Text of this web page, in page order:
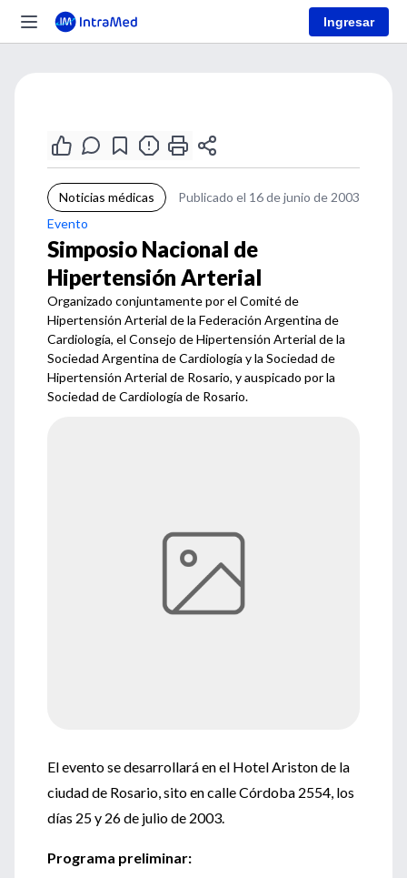
Ingresar
Noticias médicas
Publicado el 16 de junio de 2003
Evento
Simposio Nacional de
Hipertensión Arterial
Organizado conjuntamente por el Comité de
Hipertensión Arterial de la Federación Argentina de
Cardiología, el Consejo de Hipertensión Arterial de la
Sociedad Argentina de Cardiología y la Sociedad de
Hipertensión Arterial de Rosario, y auspicado por la
Sociedad de Cardiología de Rosario.
El evento se desarrollará en el Hotel Ariston de la
ciudad de Rosario, sito en calle Córdoba 2554, los
días 25 y 26 de julio de 2003.
Programa preliminar: